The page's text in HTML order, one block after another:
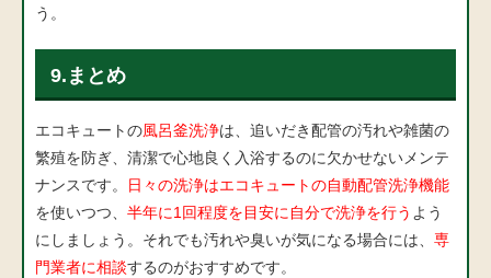
う。
9.まとめ
エコキュートの風呂釜洗浄は、追いだき配管の汚れや雑菌の
繁殖を防ぎ、清潔で心地良く入浴するのに欠かせないメンテ
ナンスです。
日々の洗浄はエコキュートの自動配管洗浄機能
を使いつつ、 半年に1回程度を目安に自分で洗浄を行う よう
にしましょう。それでも汚れや臭いが気になる場合には、 専
門業者に相談するのがおすすめです。